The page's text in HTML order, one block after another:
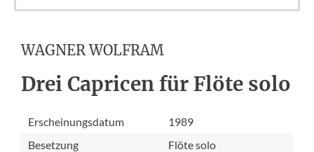
WAGNER WOLFRAM
Drei Capricen für Flöte solo
Erscheinungsdatum
1989
Besetzung
Flöte solo